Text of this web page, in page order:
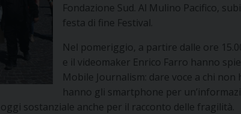
Fondazione Sud. Al Mulino Pacifico,
festa di fine Festival.
Nel pomeriggio, a partire dalle ore
e il videomaker Enrico Farro hanno
Mobile Journalism: dare voce a chi non
hanno gli smartphone per
sostanziale anche per il racconto delle fragilità.